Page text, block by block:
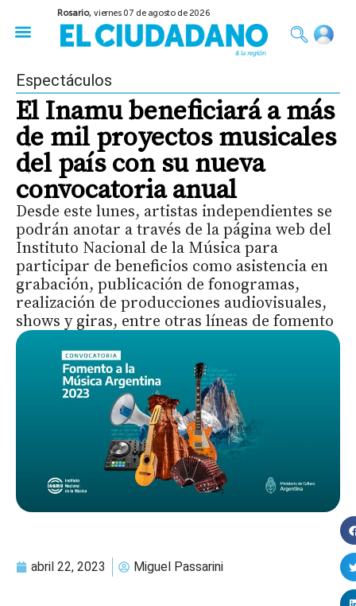
Rosario,viernes 07 de agosto de 2026
Espectáculos
El Inamu beneficiará a más
de mil proyectos musicales
del país con su nueva
convocatoria anual
Desde este lunes, artistas independientes se
podrán anotar a través de la página web del
Instituto Nacional de la Música para
participar de beneficios como asistencia en
grabación, publicación de fonogramas,
realización de producciones audiovisuales,
shows y giras, entre otras líneas de fomento
abril 22, 2023 Miguel Passarini